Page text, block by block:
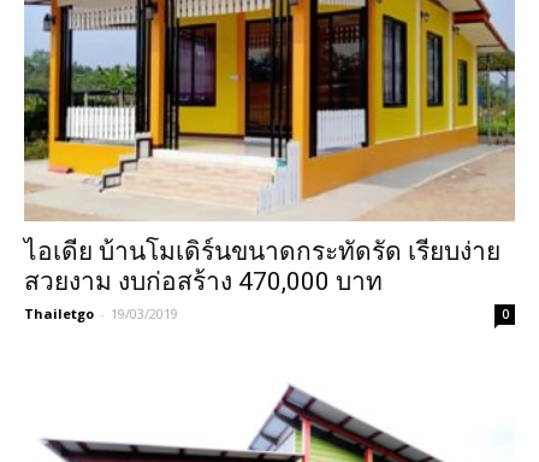
ไอเดีย บ้านโมเดิร์นขนาดกระทัดรัด เรียบง่าย
สวยงาม งบก่อสร้าง 470,000 บาท
Thailetgo - 19/03/2019 0